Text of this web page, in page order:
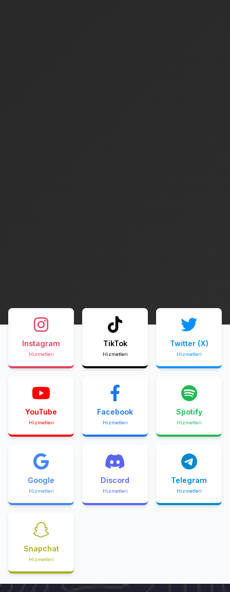
Instagram
Hizmetleri
TikTok
Hizmetleri
Twitter (X)
Hizmetleri
YouTube
Hizmetleri
Facebook
Hizmetleri
Spotify
Hizmetleri
Google
Hizmetleri
Discord
Hizmetleri
Telegram
Hizmetleri
Snapchat
Hizmetleri